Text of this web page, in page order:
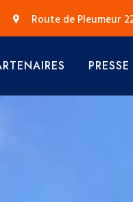
Route de Pleumeur
PRESSE